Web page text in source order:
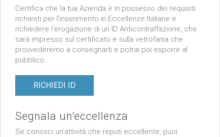
Certifica che la tua Azienda è in possesso dei requisiti
richiesti per l’inserimento in Eccellenze Italiane e
richiedere l’erogazione di un ID Anticontraffazione, che
sarà impresso sul certificato e sulla vetrofania che
provvederemo a consegnarti e potrai poi esporre al
pubblico.
RICHIEDI ID
Segnala un’eccellenza
Se conosci un’attività che reputi eccellente, puoi